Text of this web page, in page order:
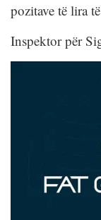
pozitave të lira
Inspektor për